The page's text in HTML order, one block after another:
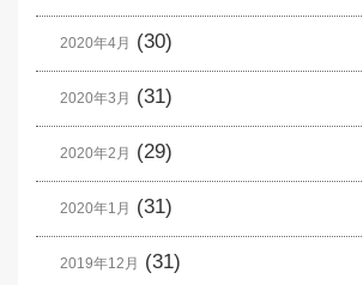
2020年4月 (30)
2020年3月 (31)
2020年2月 (29)
2020年1月 (31)
2019年12月 (31)